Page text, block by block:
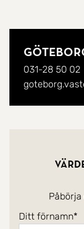
och arbeta
helhjärtat för
Tveka då inte
031-28 50 02
Ditt förnamn